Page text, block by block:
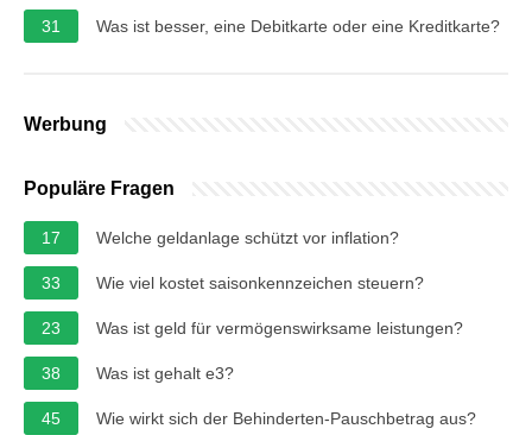
31 Was ist besser, eine Debitkarte oder eine Kreditkarte?
Werbung
Populäre Fragen
17 Welche geldanlage schützt vor inflation?
33 Wie viel kostet saisonkennzeichen steuern?
23 Was ist geld für vermögenswirksame leistungen?
38 Was ist gehalt e3?
45 Wie wirkt sich der Behinderten-Pauschbetrag aus?